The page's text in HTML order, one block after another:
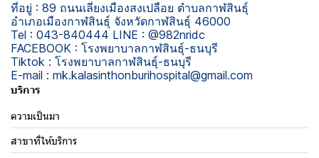
ที่อยู่ : 89 ถนนเลี่ยงเมืองสงเปลือย ตำบลกาฬสินธุ์
อำเภอเมืองกาฬสินธุ์ จังหวัดกาฬสินธุ์ 46000
Tel : 043-840444 LINE : @982nridc
FACEBOOK : โรงพยาบาลกาฬสินธุ์-ธนบุรี
Tiktok : โรงพยาบาลกาฬสินธุ์-ธนบุรี
E-mail : mk.kalasinthonburihospital@gmail.com
บริการ
ความเป็นมา
สาขาที่ให้บริการ